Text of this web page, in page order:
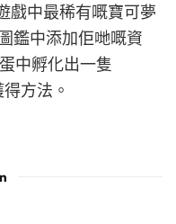
戲中最稀有嘅寶可夢
鑑中添加佢哋嘅資
中孵化出一隻
方法。